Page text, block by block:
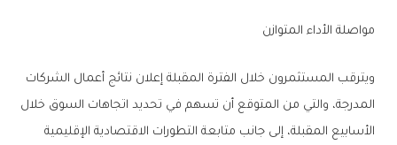
مواصلة‭ ‬الأداء‭ ‬المتوازن